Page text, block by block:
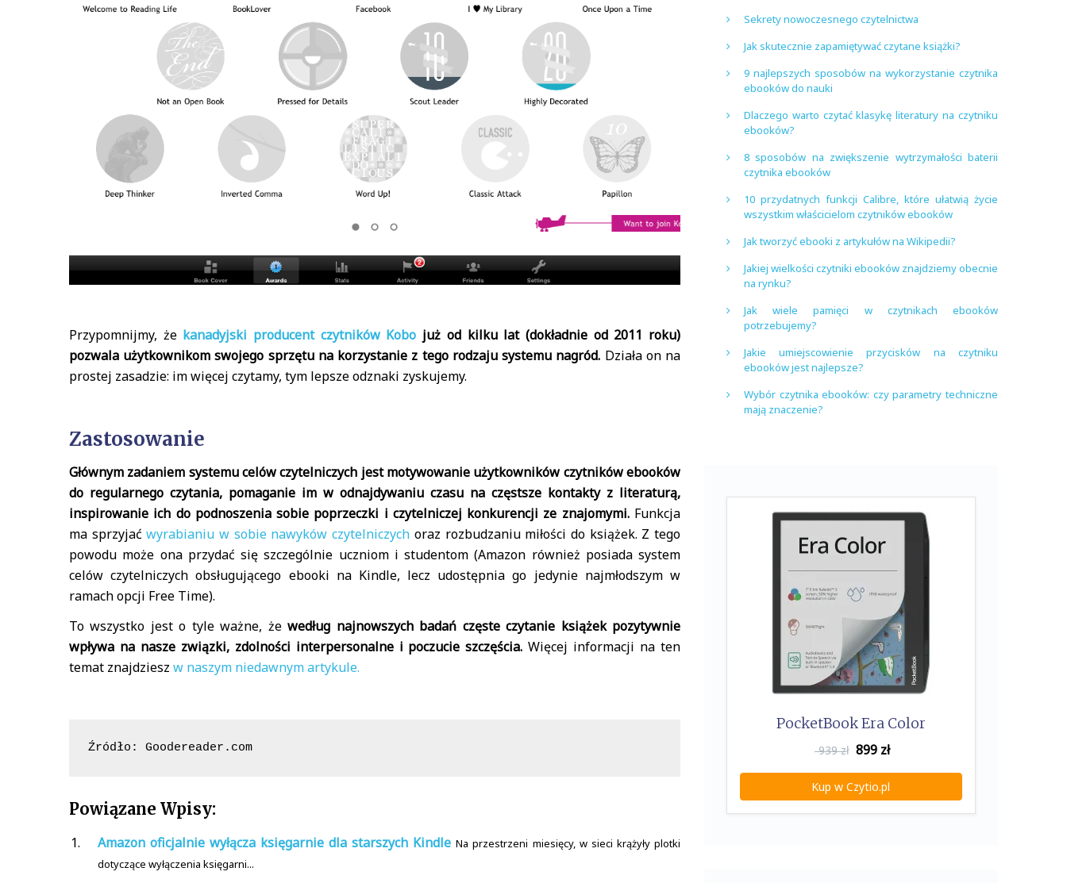
Przypomnijmy, że kanadyjski producent czytników Kobo już od kilku lat (dokładnie od 2011 roku)
pozwala użytkownikom swojego sprzętu na korzystanie z tego rodzaju systemu nagród. Działa on na
prostej zasadzie: im więcej czytamy, tym lepsze odznaki zyskujemy.
Zastosowanie
Głównym zadaniem systemu celów czytelniczych jest motywowanie użytkowników czytników ebooków
do regularnego czytania, pomaganie im w odnajdywaniu czasu na częstsze kontakty z literaturą,
inspirowanie ich do podnoszenia sobie poprzeczki i czytelniczej konkurencji ze znajomymi.Funkcja
ma sprzyjaćwyrabianiu w sobie nawyków czytelniczych oraz rozbudzaniu miłości do książek. Z tego
powodu może ona przydać się szczególnie uczniom i studentom (Amazon również posiada system
celów czytelniczych obsługującego ebooki na Kindle, lecz udostępnia go jedynie najmłodszym w
ramach opcji Free Time).
To wszystko jest o tyle ważne, żewedług najnowszych badań częste czytanie książek pozytywnie
wpływa na nasze związki, zdolności interpersonalne i poczucie szczęścia. Więcej informacji na ten
temat znajdziesz w naszym niedawnym artykule.
Źródło: Goodereader.com
Powiązane Wpisy:
Amazon oficjalnie wyłącza księgarnie dla starszych Kindle Na przestrzeni miesięcy, w sieci krążyły plotki
dotyczące wyłączenia księgarni...
Sekrety nowoczesnego czytelnictwa
Jak skutecznie zapamiętywać czytane książki?
9 najlepszych sposobów na wykorzystanie czytnika
ebooków do nauki
Dlaczego warto czytać klasykę literatury na czytniku
ebooków?
8 sposobów na zwiększenie wytrzymałości baterii
czytnika ebooków
10 przydatnych funkcji Calibre, które ułatwią życie
wszystkim właścicielom czytników ebooków
Jak tworzyć ebooki z artykułów na Wikipedii?
Jakiej wielkości czytniki ebooków znajdziemy obecnie
na rynku?
Jak wiele pamięci w czytnikach ebooków
potrzebujemy?
Jakie umiejscowienie przycisków na czytniku
ebooków jest najlepsze?
Wybór czytnika ebooków: czy parametry techniczne
mają znaczenie?
PocketBook Era Color
939 zł 899zł
Kup w Czytio.pl